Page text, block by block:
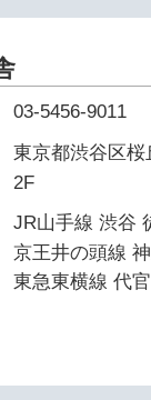
03-5456-9011
東京都渋谷区
2F
JR山手線 渋谷
京王井の頭線
東急東横線 代